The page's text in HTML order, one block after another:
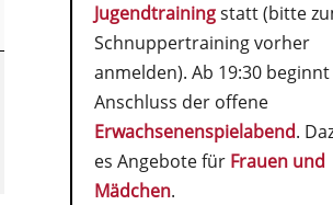
Jugendtrainingstatt (bitte
Schnuppertraining vorher
anmelden). Ab 19:30
Anschluss der offene
Erwachsenenspielabend.
es Angebote für Frauen und
Mädchen.